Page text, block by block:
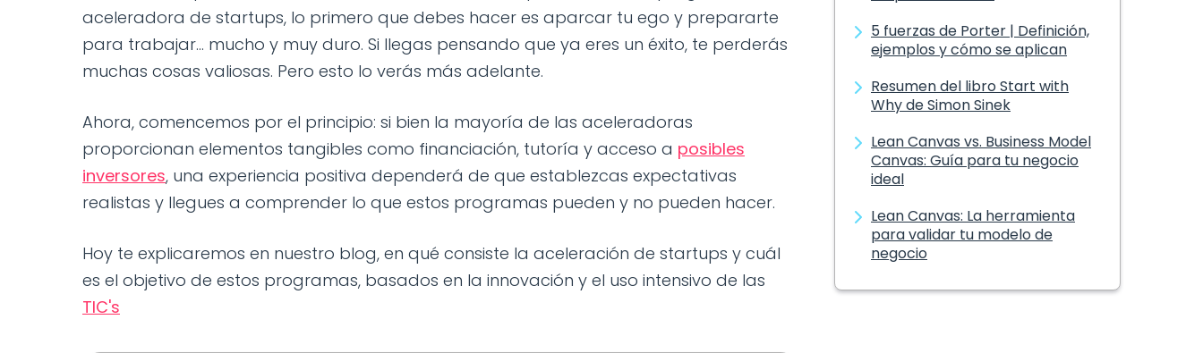
aceleradora de startups, lo primero que debes hacer es aparcar tu ego y prepararte
para trabajar… mucho y muy duro. Si llegas pensando que ya eres un éxito, te perderás
muchas cosas valiosas. Pero esto lo verás más adelante.
Ahora, comencemos por el principio: si bien la mayoría de las aceleradoras
proporcionan elementos tangibles como financiación, tutoría y acceso a posibles
inversores, una experiencia positiva dependerá de que establezcas expectativas
realistas y llegues a comprender lo que estos programas pueden y no pueden hacer.
Hoy te explicaremos en nuestro blog, en qué consiste la aceleración de startups y cuál
es el objetivo de estos programas, basados en la innovación y el uso intensivo de las
TIC's
5 fuerzas de Porter | Definición,
ejemplos y cómo se aplican
Resumen del libro Start with
Why de Simon Sinek
Lean Canvas vs. Business Model
Canvas: Guía para tu negocio
ideal
Lean Canvas: La herramienta
para validar tu modelo de
negocio